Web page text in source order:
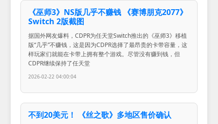
《巫师3》NS版几乎不赚钱 《赛博朋克2077》
Switch 2版截图
据国外网友爆料，CDPR为任天堂Switch推出的《巫师3》移植
版“几乎”不赚钱，这是因为CDPR选择了最昂贵的卡带容量，这
样玩家们就能在卡带上拥有整个游戏。尽管没有赚到钱，但
CDPR继续保持了任天堂
2026-02-22 04:00:04
不到20美元！ 《丝之歌》多地区售价确认